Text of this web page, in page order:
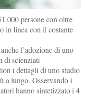
persone con oltre
in linea con il costante
l’adozione di uno
di scienziati
i dettagli di uno studio
a lungo. Osservando i
hanno sintetizzato i 4